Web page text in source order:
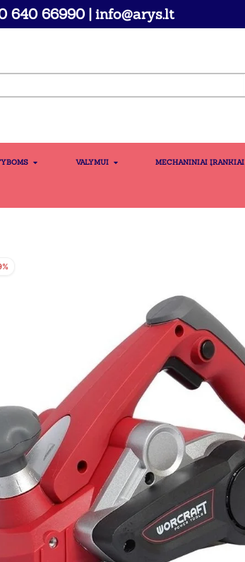
640 66990 | info@arys.lt
VALYMUI MECHANINIAI ĮRANKIAI